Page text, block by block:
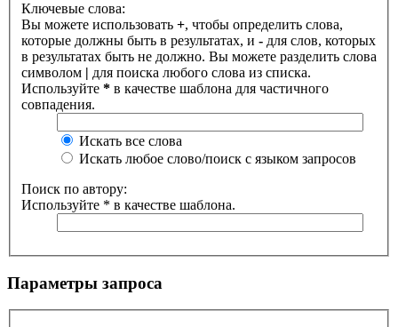
Ключевые слова:
Вы можете использовать +, чтобы определить слова,
которые должны быть в результатах, и - для слов, которых
в результатах быть не должно. Вы можете разделить слова
символом | для поиска любого слова из списка.
Используйте * в качестве шаблона для частичного
совпадения.
Искать все слова
Искать любое слово/поиск с языком запросов
Поиск по автору:
Используйте * в качестве шаблона.
Параметры запроса